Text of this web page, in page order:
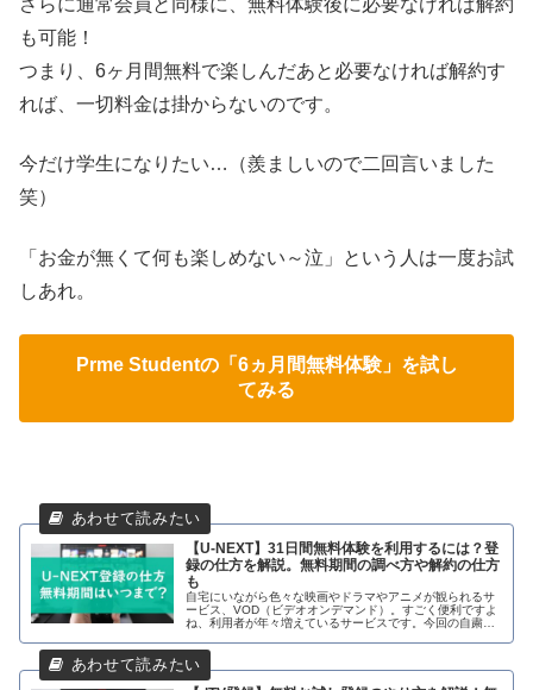
さらに通常会員と同様に、無料体験後に必要なければ解約
も可能！
つまり、6ヶ月間無料で楽しんだあと必要なければ解約す
れば、一切料金は掛からないのです。
今だけ学生になりたい…（羨ましいので二回言いました
笑）
「お金が無くて何も楽しめない～泣」という人は一度お試
しあれ。
Prme Studentの「6ヵ月間無料体験」を試し
てみる
【U-NEXT】31日間無料体験を利用するには？登
録の仕方を解説。無料期間の調べ方や解約の仕方
も
自宅にいながら色々な映画やドラマやアニメが観られるサ
ービス、VOD（ビデオオンデマンド）。すごく便利ですよ
ね、利用者が年々増えているサービスです。今回の自粛を
うか？ただ「使ってみたいけど登録の仕方がわからない」
「本当に無料で試せるの？」「止める時はどうしたらいい
の？」…